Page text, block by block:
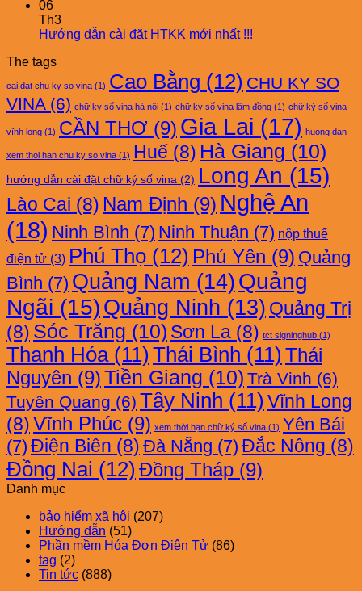
06
Th3
Hướng dẫn cài đặt HTKK mới nhất !!!
The tags
cai dat chu ky so vina (1) Cao Bằng (12) CHU KY SO
VINA(6) chữ ký số vina hà nội (1) chữ ký số vina lâm đồng (1) chữ ký số vina
vĩnh long (1) CẦN THƠ (9) Gia Lai (17) huong dan
xem thoi han chu ky so vina (1) Huế (8) Hà Giang (10)
hướng dẫn cài đặt chữ ký số vina (2) Long An (15)
Lào Cai (8) Nam Định (9) Nghệ An
(18) Ninh Bình (7) Ninh Thuận (7) nộp thuế
điện tử (3) Phú Thọ (12) Phú Yên (9) Quảng
Bình (7) Quảng Nam (14)Quảng
Ngãi (15) Quảng Ninh (13) Quảng Trị
(8) Sóc Trăng (10) Sơn La (8) tct signinghub (1)
Thanh Hóa(11) Thái Bình (11) Thái
Nguyên (9)Tiền Giang (10) Trà Vinh (6)
Tuyên Quang (6) Tây Ninh (11) Vĩnh Long
(8)Vĩnh Phúc (9) xem thời hạn chữ ký số vina (1) Yên Bái
(7) Điện Biên (8) Đà Nẵng (7) Đắc Nông (8)
Đồng Nai (12) Đồng Tháp (9)
Danh mục
bảo hiểm xã hội (207)
Hướng dẫn (51)
Phần mềm Hóa Đơn Điện Tử (86)
tag (2)
Tin tức (888)